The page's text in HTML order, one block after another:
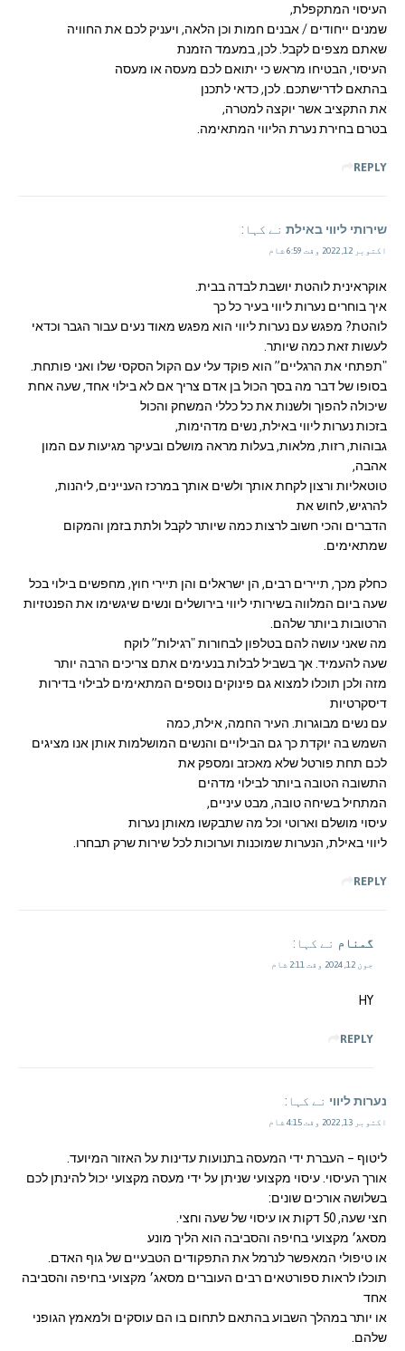
העיסוי המתקפלת,
שמנים ייחודים / אבנים חמות וכן הלאה, ויעניק לכם את החוויה
שאתם מצפים לקבל. לכן, במעמד הזמנת
העיסוי, הבטיחו מראש כי יתואם לכם מעסה או מעסה
בהתאם לדרישתכם. לכן, כדאי לתכנן
את התקציב אשר יוקצה למטרה,
בטרם בחירת נערת הליווי המתאימה.
REPLY
שירותי ליווי באילת نے کہا:
اکتوبر 12, 2022 وقت 6:59 شام
אוקראינית לוהטת יושבת לבדה בבית.
איך בוחרים נערות ליווי בעיר כל כך
לוהטת? מפגש עם נערות ליווי הוא מפגש מאוד נעים עבור הגבר וכדאי
לעשות זאת כמה שיותר.
"תפתחי את הרגליים” הוא פוקד עלי עם הקול הסקסי שלו ואני פותחת.
בסופו של דבר מה בסך הכול בן אדם צריך אם לא בילוי אחד, שעה אחת
שיכולה להפוך ולשנות את כל כללי המשחק והכול
בזכות נערות ליווי באילת, נשים מדהימות,
גבוהות, רזות, מלאות, בעלות מראה מושלם ובעיקר מגיעות עם המון
אהבה,
טוטאליות ורצון לקחת אותך ולשים אותך במרכז העניינים, ליהנות,
להרגיש, לחוש את
הדברים והכי חשוב לרצות כמה שיותר לקבל ולתת בזמן והמקום
שמתאימים.
כחלק מכך, תיירים רבים, הן ישראלים והן תיירי חוץ, מחפשים בילוי בכל
שעה ביום המלווה בשירותי ליווי בירושלים ונשים שיגשימו את הפנטזיות
הרטובות ביותר שלהם.
מה שאני עושה להם בטלפון לבחורות "רגילות” לוקח
שעה להעמיד. אך בשביל לבלות בנעימים אתם צריכים הרבה יותר
מזה ולכן תוכלו למצוא גם פינוקים נוספים המתאימים לבילוי בדירות
דיסקרטיות
עם נשים מבוגרות. העיר החמה, אילת, כמה
השמש בה יוקדת כך גם הבילויים והנשים המושלמות אותן אנו מציגים
לכם תחת פורטל שלא מאכזב ומספק את
התשובה הטובה ביותר לבילוי מדהים
המתחיל בשיחה טובה, מבט עיניים,
עיסוי מושלם וארוטי וכל מה שתבקשו מאותן נערות
ליווי באילת, הנערות שמוכנות וערוכות לכל שירות שרק תבחרו.
REPLY
گمنام نے کہا:
جون 12, 2024 وقت 2:11 شام
HY
REPLY
נערות ליווי نے کہا:
اکتوبر 13, 2022 وقت 4:15 شام
ליטוף – העברת ידי המעסה בתנועות עדינות על האזור המיועד.
אורך העיסוי. עיסוי מקצועי שניתן על ידי מעסה מקצועי יכול להינתן לכם
בשלושה אורכים שונים:
חצי שעה, 50 דקות או עיסוי של שעה וחצי.
מסאג׳ מקצועי בחיפה והסביבה הוא הליך מונע
או טיפולי המאפשר לנרמל את התפקודים הטבעיים של גוף האדם.
תוכלו לראות ספורטאים רבים העוברים מסאג׳ מקצועי בחיפה והסביבה
אחד
או יותר במהלך השבוע בהתאם לתחום בו הם עוסקים ולמאמץ הגופני
שלהם.